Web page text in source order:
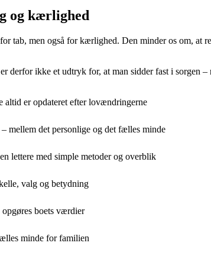
og kærlighed
tab, men også for kærlighed. Den minder os om,
derfor ikke et udtryk for, at man sidder fast i sorgen
altid er opdateret efter lovændringerne
mellem det personlige og det fælles minde
lettere med simple metoder og overblik
valg og betydning
boets værdier
minde for familien